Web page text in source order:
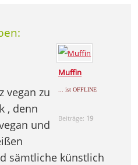
Muffin
... ist OFFLINE
Beiträge: 19
vegan zu
, denn
und
sämtliche künstlich